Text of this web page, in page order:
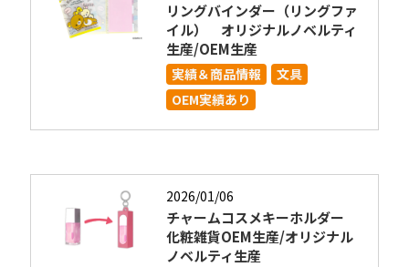
リングバインダー（リングファ
イル） オリジナルノベルティ
生産/OEM生産
実績＆商品情報
文具
OEM実績あり
2026/01/06
チャームコスメキーホルダー
化粧雑貨OEM生産/オリジナル
ノベルティ生産